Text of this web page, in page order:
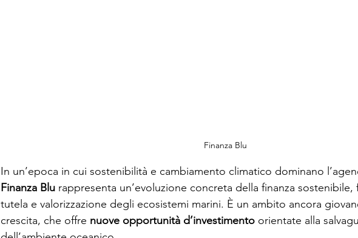
Finanza Blu
In un’epoca in cui sostenibilità e cambiamento climatico dominano
Finanza Blu rappresenta un’evoluzione concreta della finanza sostenibile,
tutela e valorizzazione degli ecosistemi marini. È un ambito ancora
crescita, che offre nuove opportunità d’investimento orientate alla